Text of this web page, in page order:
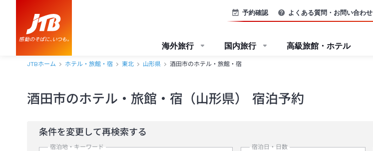
予約確認 よくある質問・お問い合わせ
海外旅行 国内旅行 高級旅館・ホテル
JTBホーム ホテル・旅館・宿 東北 山形県 酒田市のホテル・旅館・宿
酒田市のホテル・旅館・宿（山形県） 宿泊予約
条件を変更して再検索する
宿泊地・キーワード 宿泊日・日数